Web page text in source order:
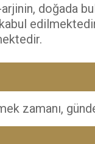
doğada
zamanı,